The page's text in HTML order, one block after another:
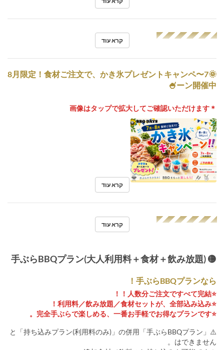
◢◤◢◤◢◤◢◤◢◤
קרא עוד
🌞7〜8月限定！食材ご注文で、かき氷プレゼントキャンペ
ーン開催中🍧
＊画像はタップで拡大してご確認いただけます
קרא עוד
◢◤◢◤◢◤◢◤◢◤
קרא עוד
🟡 手ぶらBBQプラン(大人利用料＋食材＋飲み放題)
手ぶらBBQプランなら！
⭐️人数分ご注文ですべて完結！！
⭐️利用料／飲み放題／食材セットが、全部込み込み！
⭐️完全手ぶらで楽しめる、一番お手軽でお得なプランです。
⚠️「手ぶらBBQプラン」と「持ち込みプラン(利用料のみ)」の併用
はできません。